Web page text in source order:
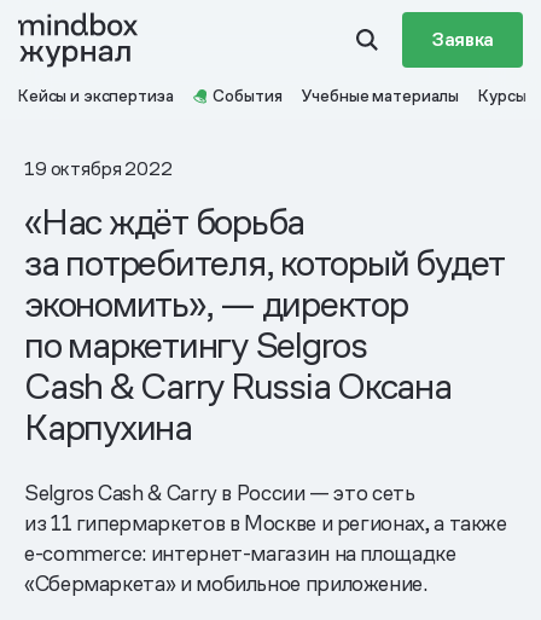
Заявка
Кейсы и экспертиза События Учебные материалы Курсы
19 октября 2022
«Нас ждёт борьба
за потребителя, который будет
экономить», — директор
по маркетингу Selgros
Cash & Carry Russia Оксана
Карпухина
Selgros Cash & Carry в России — это сеть
из 11 гипермаркетов в Москве и регионах, а также
e-commerce: интернет-магазин на площадке
«Сбермаркета» и мобильное приложение.